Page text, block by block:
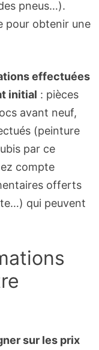
pneus…).
pour obtenir une
effectuées
initial : pièces
avant neuf,
(peinture
par ce
compte
offerts
qui peuvent
sur les prix